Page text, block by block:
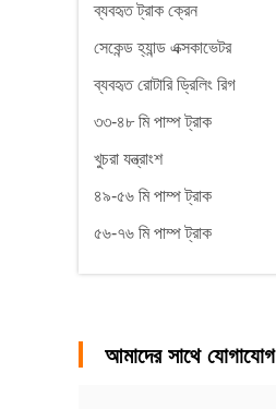
ব্যবহৃত ট্রাক ক্রেন
সেকেন্ড হ্যান্ড এক্সকাভেটর
ব্যবহৃত রোটারি ড্রিলিং রিগ
৩৩-৪৮ মি পাম্প ট্রাক
খুচরা যন্ত্রাংশ
৪৯-৫৬ মি পাম্প ট্রাক
৫৬-৭৬ মি পাম্প ট্রাক
আমাদের সাথে যোগাযোগ